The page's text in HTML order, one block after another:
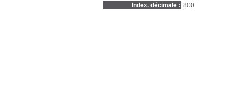
Index. décimale : 800